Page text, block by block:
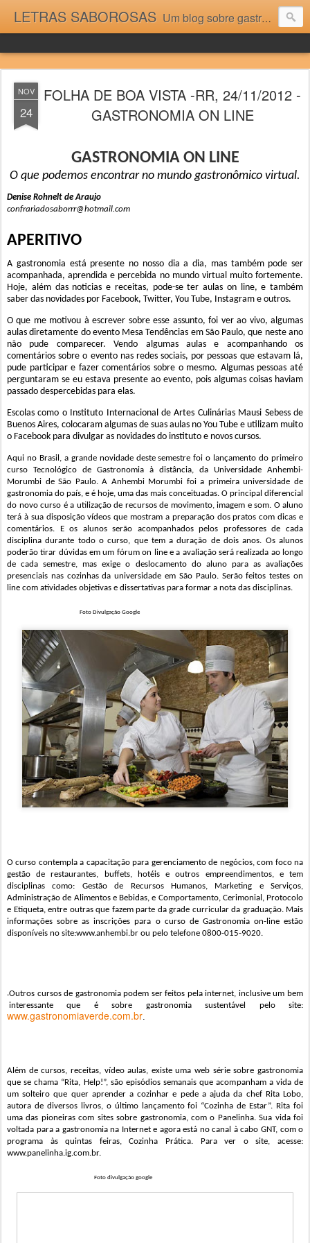
LETRAS SABOROSAS Um blog sobre gastronomia para as pessoas que gostam da boa cozinha. Dicas, receitas, notícias gastronômicas e viagens do Caburaí ao Chuí. Vou adorar tê-los na minha cozinha acima do Equador.
NOV
24
FOLHA DE BOA VISTA -RR, 24/11/2012 -
GASTRONOMIA ON LINE
GASTRONOMIA ON LINE
O que podemos encontrar no mundo gastronômico virtual.
Denise Rohnelt de Araujo
confrariadosaborrr@hotmail.com
APERITIVO
A gastronomia está presente no nosso dia a dia, mas também pode ser
acompanhada, aprendida e percebida no mundo virtual muito fortemente.
Hoje, além das noticias e receitas, pode-se ter aulas on line, e também
saber das novidades por Facebook, Twitter, You Tube, Instagram e outros.
O que me motivou à escrever sobre esse assunto, foi ver ao vivo, algumas
aulas diretamente do evento Mesa Tendências em São Paulo, que neste ano
não pude comparecer. Vendo algumas aulas e acompanhando os
comentários sobre o evento nas redes sociais, por pessoas que estavam lá,
pude participar e fazer comentários sobre o mesmo. Algumas pessoas até
perguntaram se eu estava presente ao evento, pois algumas coisas haviam
passado despercebidas para elas.
Escolas como o Instituto Internacional de Artes Culinárias Mausi Sebess de
Buenos Aires, colocaram algumas de suas aulas no You Tube e utilizam muito
o Facebook para divulgar as novidades do instituto e novos cursos.
Aqui no Brasil, a grande novidade deste semestre foi o lançamento do primeiro
curso Tecnológico de Gastronomia à distância, da Universidade Anhembi-
Morumbi de São Paulo. A Anhembi Morumbi foi a primeira universidade de
gastronomia do país, e é hoje, uma das mais conceituadas. O principal diferencial
do novo curso é a utilização de recursos de movimento, imagem e som. O aluno
terá à sua disposição vídeos que mostram a preparação dos pratos com dicas e
comentários.
Eos alunos serão acompanhados pelos professores de cada
disciplina durante todo o curso, que tem a duração de dois anos. Os alunos
poderão tirar dúvidas em um fórum on line e a avaliação será realizada ao longo
de cada semestre, mas exige o deslocamento do aluno para as avaliações
presenciais nas cozinhas da universidade em São Paulo. Serão feitos testes on
line com atividades objetivas e dissertativas para formar a nota das disciplinas.
Foto Divulgação Google
O curso contempla a capacitação para gerenciamento de negócios, com foco na
gestão de restaurantes, buffets, hotéis e outros empreendimentos, e tem
disciplinas como: Gestão de Recursos Humanos, Marketing e Serviços,
Administração de Alimentos e Bebidas,e Comportamento, Cerimonial, Protocolo
e Etiqueta, entre outras que fazem parte da grade curricular da graduação. Mais
informações sobre as inscrições para o curso de Gastronomia on-line estão
disponíveis no site:www.anhembi.br ou pelo telefone 0800-015-9020.
Outros cursosde gastronomiapodem ser feitos pela internet, inclusive um bem
interessante que é sobre gastronomia sustentável pelo site:
www.gastronomiaverde.com.br.
Além de cursos, receitas, vídeo aulas, existe uma web série sobre gastronomia
que se chama “Rita, Help!”, são episódios semanais que acompanhama vida de
um solteiro que quer aprender a cozinhar e pede aajuda da chef Rita Lobo,
autora de diversos livros, o último lançamento foi “Cozinha de Estar”. Rita foi
uma das pioneiras com sites sobre gastronomia, com o Panelinha. Sua vida foi
voltada para a gastronomia na nternet e agora está no canal à cabo GNT, com o
programa àsquintas feiras, Cozinha Prática.
Para ver o site, acesse:
www.panelinha.ig.com.br.
Foto divulgação google